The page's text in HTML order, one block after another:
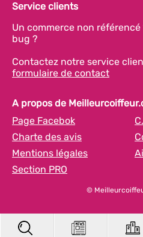
Service clients
Un commerce non
bug ?
Contactez notre service
formulaire de contact
A propos de
Page Facebok
Charte des avis
Mentions légales
Section PRO
©